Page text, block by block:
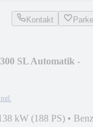
Kontakt
SL Automatik -
mtl.
kW (188 PS) •